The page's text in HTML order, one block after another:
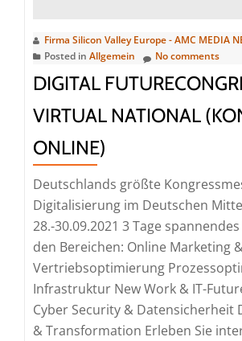
Online-
Kongressmesse
rund
um
die
Digitalisierung
im
Mittelstand
Firma Silicon Valley Europe - AMC MEDIA
Posted in Allgemein No comments
DIGITAL
VIRTUAL NATIONAL
ONLINE)
Deutschlands größte
Digitalisierung im Deutschen
28.-30.09.2021 3 Tage
den Bereichen: Online Marketing
Vertriebsoptimierung
Infrastruktur New Work & IT-
Cyber Security & Datensicherheit
& Transformation Erleben Sie